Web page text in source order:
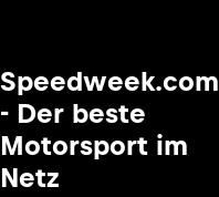
Speedweek.com
- Der beste
Motorsport im
Netz